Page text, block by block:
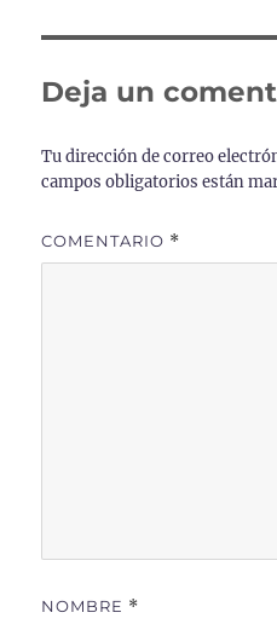
Deja un
Tu dirección de correo
campos obligatorios están
COMENTARIO *
NOMBRE *